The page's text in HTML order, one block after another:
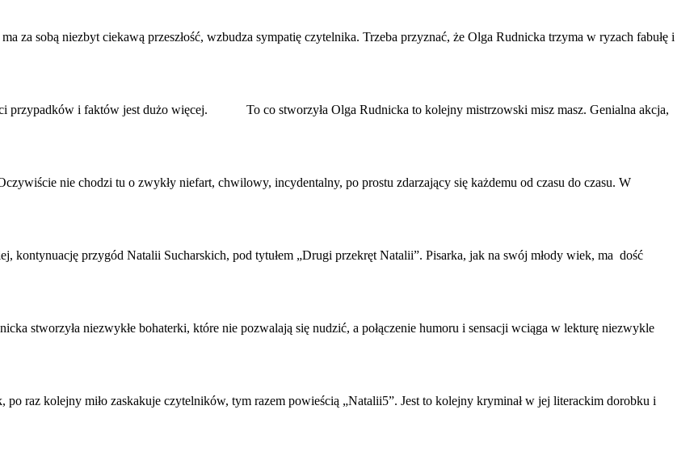
za sobą niezbyt ciekawą przeszłość, wzbudza sympatię czytelnika. Trzeba przyznać, że Olga Rudnicka trzyma w ryzach fabułę i
przypadków i faktów jest dużo więcej. To co stworzyła Olga Rudnicka to kolejny mistrzowski misz masz. Genialna akcja,
nie chodzi tu o zwykły niefart, chwilowy, incydentalny, po prostu zdarzający się każdemu od czasu do czasu. W
kontynuację przygód Natalii Sucharskich, pod tytułem „Drugi przekręt Natalii”. Pisarka, jak na swój młody wiek, ma dość
stworzyła niezwykłe bohaterki, które nie pozwalają się nudzić, a połączenie humoru i sensacji wciąga w lekturę niezwykle
po raz kolejny miło zaskakuje czytelników, tym razem powieścią „Natalii5”. Jest to kolejny kryminał w jej literackim dorobku i